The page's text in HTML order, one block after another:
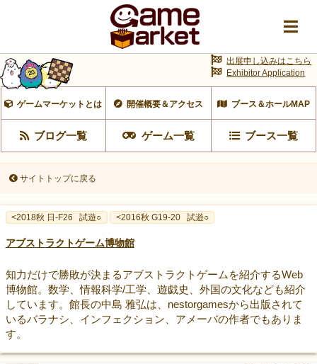
ゲームマーケットとは 開催概要＆アクセス ブース＆ホールMAP
ブログ一覧 ゲーム一覧 ブース一覧
出展申し込みはこちら
Exhibitor Application
サイトトップに戻る
<2018秋 日-F26 試遊○ <2016秋 G19-20 試遊○
アブストラクトゲーム博物館
知力だけで勝敗が決まるアブストラクトゲームを紹介するWeb
博物館。数学、情報科学/工学、遊戯史、外国の文化なども紹介
しています。館長の中島 雅弘は、nestorgamesから出版されて
いるバラナシ、インフェクション、アメーバの作者でもありま
す。